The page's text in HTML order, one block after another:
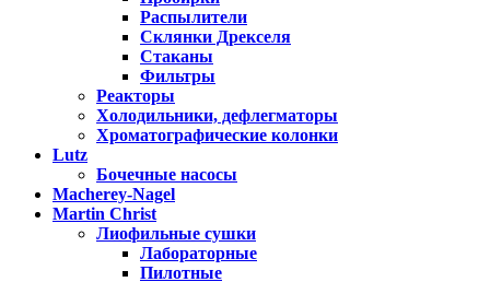
Распылители
Склянки Дрекселя
Стаканы
Фильтры
Реакторы
Холодильники, дефлегматоры
Хроматографические колонки
Lutz
Бочечные насосы
Macherey-Nagel
Martin Christ
Лиофильные сушки
Лабораторные
Пилотные